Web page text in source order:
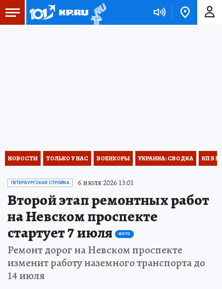
НОВОСТИ ТОЛЬКО У НАС ВОЕНКОРЫ УКРАИНА: СВОДКА КП В
ПЕТЕРБУРГСКАЯ СТРОЙКА 6 июля 2026 13:01
Второй этап ремонтных работ
на Невском проспекте
стартует 7 июля
ФОТО
Ремонт дорог на Невском проспекте
изменит работу наземного транспорта до
14 июля